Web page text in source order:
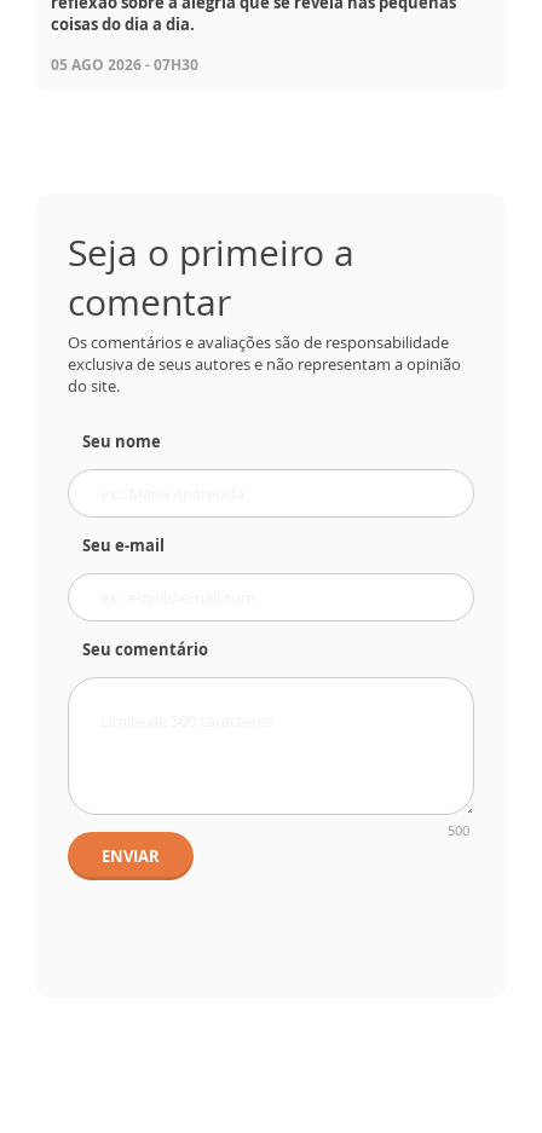
coisas do dia a dia.
05 AGO 2026 - 07H30
Seja o primeiro a
comentar
Os comentários e avaliações são de responsabilidade
exclusiva de seus autores e não representam a opinião
do site.
Seu nome
Seu e-mail
Seu comentário
500
ENVIAR